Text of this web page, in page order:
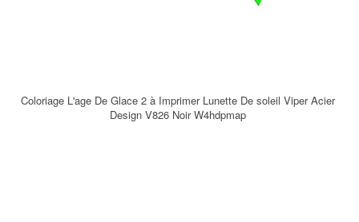
Coloriage L'age De Glace 2 à Imprimer Lunette De soleil Viper Acier
Design V826 Noir W4hdpmap